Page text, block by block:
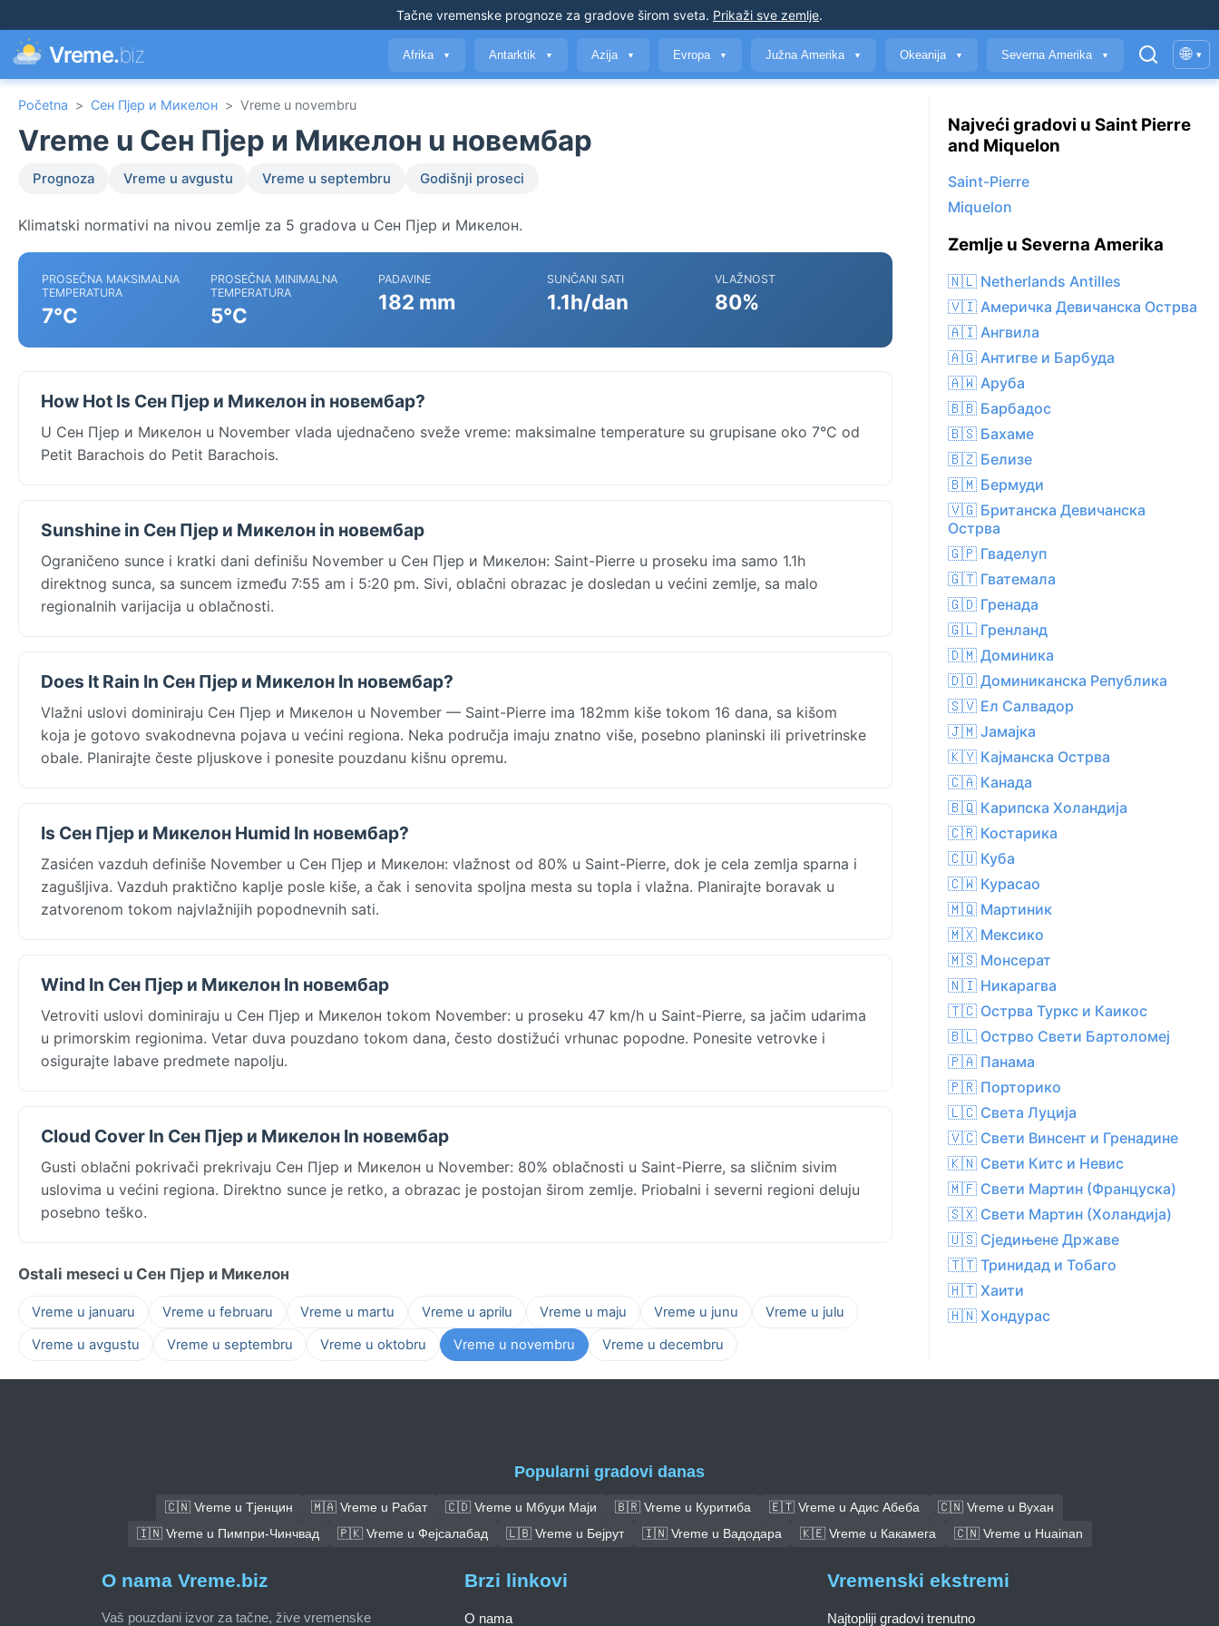
Tačne vremenske prognoze za gradove širom sveta. Prikaži sve zemlje.
Vreme.biz Afrika ▼ Antarktik ▼ Azija ▼ Evropa ▼ Južna Amerika ▼ Okeanija ▼ Severna Amerika ▼ 🌐 ▾
Početna > Сен Пјер и Микелон > Vreme u novembru
Vreme u Сен Пјер и Микелон u новембар
Prognoza Vreme u avgustu Vreme u septembru Godišnji proseci
Klimatski normativi na nivou zemlje za 5 gradova u Сен Пјер и Микелон.
PROSEČNA MAKSIMALNA
TEMPERATURA
7°C
PROSEČNA MINIMALNA
TEMPERATURA
5°C
PADAVINE
182 mm
SUNČANI SATI
1.1h/dan
VLAŽNOST
80%
How Hot Is Сен Пјер и Микелон in новембар?
U Сен Пјер и Микелон u November vlada ujednačeno sveže vreme: maksimalne temperature su grupisane oko 7°C od
Petit Barachois do Petit Barachois.
Sunshine in Сен Пјер и Микелон in новембар
Ograničeno sunce i kratki dani definišu November u Сен Пјер и Микелон: Saint-Pierre u proseku ima samo 1.1h
direktnog sunca, sa suncem između 7:55 am i 5:20 pm. Sivi, oblačni obrazac je dosledan u većini zemlje, sa malo
regionalnih varijacija u oblačnosti.
Does It Rain In Сен Пјер и Микелон In новембар?
Vlažni uslovi dominiraju Сен Пјер и Микелон u November — Saint-Pierre ima 182mm kiše tokom 16 dana, sa kišom
koja je gotovo svakodnevna pojava u većini regiona. Neka područja imaju znatno više, posebno planinski ili privetrinske
obale. Planirajte česte pljuskove i ponesite pouzdanu kišnu opremu.
Is Сен Пјер и Микелон Humid In новембар?
Zasićen vazduh definiše November u Сен Пјер и Микелон: vlažnost od 80% u Saint-Pierre, dok je cela zemlja sparna i
zagušljiva. Vazduh praktično kaplje posle kiše, a čak i senovita spoljna mesta su topla i vlažna. Planirajte boravak u
zatvorenom tokom najvlažnijih popodnevnih sati.
Wind In Сен Пјер и Микелон In новембар
Vetroviti uslovi dominiraju u Сен Пјер и Микелон tokom November: u proseku 47 km/h u Saint-Pierre, sa jačim udarima
u primorskim regionima. Vetar duva pouzdano tokom dana, često dostižući vrhunac popodne. Ponesite vetrovke i
osigurajte labave predmete napolju.
Cloud Cover In Сен Пјер и Микелон In новембар
Gusti oblačni pokrivači prekrivaju Сен Пјер и Микелон u November: 80% oblačnosti u Saint-Pierre, sa sličnim sivim
uslovima u većini regiona. Direktno sunce je retko, a obrazac je postojan širom zemlje. Priobalni i severni regioni deluju
posebno teško.
Ostali meseci u Сен Пјер и Микелон
Vreme u januaru Vreme u februaru Vreme u martu Vreme u aprilu Vreme u maju Vreme u junu
Vreme u julu
Vreme u avgustu
Vreme u septembru Vreme u oktobru Vreme u novembru Vreme u decembru
Najveći gradovi u Saint Pierre
and Miquelon
Saint-Pierre
Miquelon
Zemlje u Severna Amerika
🇳🇱 Netherlands Antilles
🇻🇮 Америчка Девичанска Острва
🇦🇮 Ангвила
🇦🇬 Антигве и Барбуда
🇦🇼 Аруба
🇧🇧 Барбадос
🇧🇸 Бахаме
🇧🇿 Белизе
🇧🇲 Бермуди
🇻🇬 Британска Девичанска
Острва
🇬🇵 Гваделуп
🇬🇹 Гватемала
🇬🇩 Гренада
🇬🇱 Гренланд
🇩🇲 Доминика
🇩🇴 Доминиканска Република
🇸🇻 Ел Салвадор
🇯🇲 Јамајка
🇰🇾 Кајманска Острва
🇨🇦 Канада
🇧🇶 Карипска Холандија
🇨🇷 Костарика
🇨🇺 Куба
🇨🇼 Курасао
🇲🇶 Мартиник
🇲🇽 Мексико
🇲🇸 Монсерат
🇳🇮 Никарагва
🇹🇨 Острва Туркс и Каикос
🇧🇱 Острво Свети Бартоломеј
🇵🇦 Панама
🇵🇷 Порторико
🇱🇨 Света Луција
🇻🇨 Свети Винсент и Гренадине
🇰🇳 Свети Китс и Невис
🇲🇫 Свети Мартин (Француска)
🇸🇽 Свети Мартин (Холандија)
🇺🇸 Сједињене Државе
🇹🇹 Тринидад и Тобаго
🇭🇹 Хаити
🇭🇳 Хондурас
Popularni gradovi danas
🇨🇳 Vreme u Тјенцин 🇲🇦 Vreme u Рабат 🇨🇩 Vreme u Мбуџи Маји 🇧🇷 Vreme u Куритиба 🇪🇹 Vreme u Адис Абеба
🇨🇳 Vreme u Вухан
🇮🇳 Vreme u Пимпри-Чинчвад
🇵🇰 Vreme u Фејсалабад 🇱🇧 Vreme u Бејрут 🇮🇳 Vreme u Вадодара 🇰🇪 Vreme u Какамега 🇨🇳 Vreme u Huainan
O nama Vreme.biz
Vaš pouzdani izvor za tačne, žive vremenske
Brzi linkovi
O nama
Vremenski ekstremi
Najtopliji gradovi trenutno